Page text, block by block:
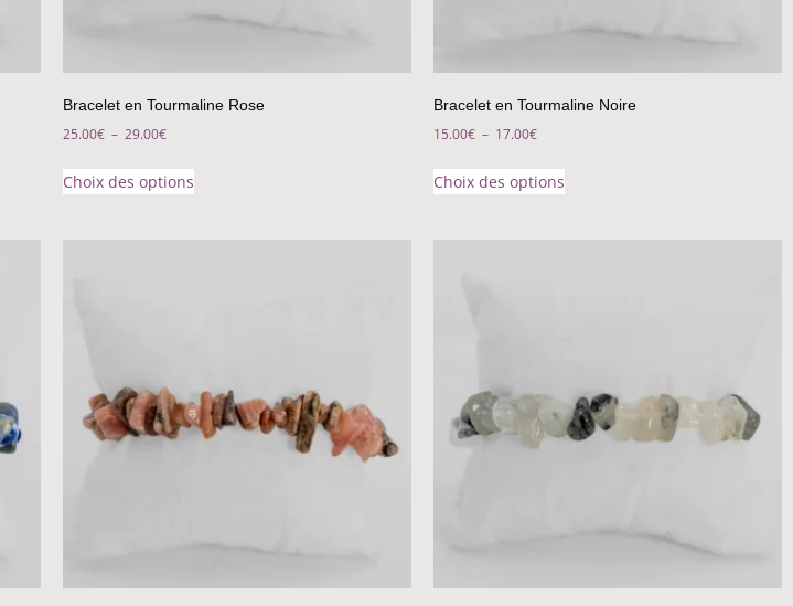
Bracelet en Tourmaline Rose
25.00€ – 29.00€
Choix des options
Bracelet en Tourmaline Noire
15.00€ – 17.00€
Choix des options